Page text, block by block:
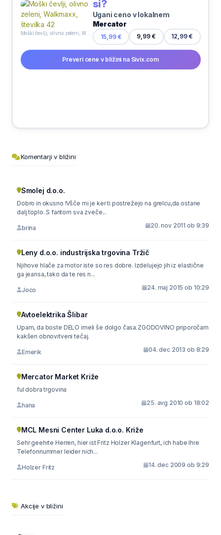
Moški čevlji, olivno zeleni, Walkmaxx, številka 42
si?
Ugani ceno v lokalnem
Mercator
15,99 € 9,99 € 12,99 €
Preveri cene v bližini na Sivix.com
Komentarji v bližini
Smolej d.o.o.
Dobro in okusno !Všče mi je ker ti postrežejo na grelcu,da ostane
dalj toplo. S fantom sva zveče...
brina 20. nov 2011 ob 9:39
Leny d.o.o. industrijska trgovina Tržič
Njihove hlače za motor iste so res dobre. Izdelujejo jih iz elastične
ga jeansa, tako da te res n...
Joco 24. maj 2015 ob 10:29
Avtoelektrika Šlibar
Upam, da boste DELO imeli še dolgo časa.ZGODOVINO priporočam
kakšen obnovitveni tečaj.
Emerik 04. dec 2013 ob 8:29
Mercator Market Križe
ful dobra trgovina
hana 25. avg 2010 ob 18:02
MCL Mesni Center Luka d.o.o. Križe
Sehr geehrte Herren, hier ist Fritz Holzer Klagenfurt, ich habe Ihre
Telefonnummer leider nich...
Holzer Fritz 14. dec 2009 ob 9:29
Akcije v bližini